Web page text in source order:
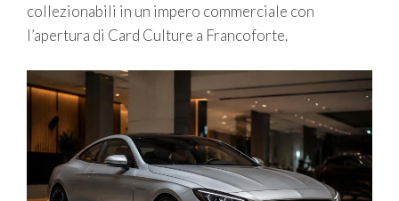
collezionabili in un impero commerciale con
l’apertura di Card Culture a Francoforte.